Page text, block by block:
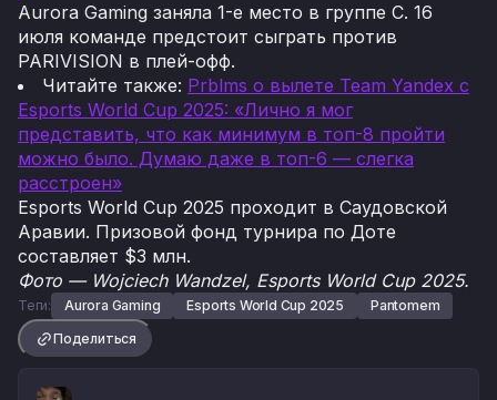
Aurora Gaming заняла 1-е место в группе C. 16
июля команде предстоит сыграть против
PARIVISION в плей-офф.
Читайте также: Prblms о вылете Team Yandex с
Esports World Cup 2025: «Лично я мог
представить, что как минимум в топ-8 пройти
можно было. Думаю даже в топ-6 — слегка
расстроен»
Esports World Cup 2025 проходит в Саудовской
Аравии. Призовой фонд турнира по Доте
составляет $3 млн.
Фото — Wojciech Wandzel, Esports World Cup 2025.
Теги: Aurora Gaming Esports World Cup 2025
Pantomem
Поделиться